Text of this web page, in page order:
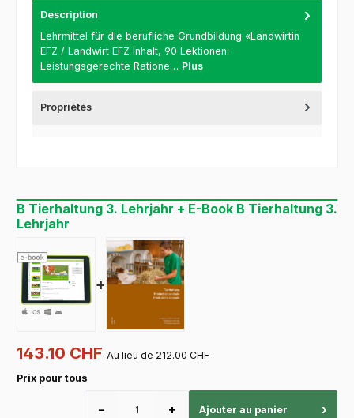
Description
Lehrmittel für die berufliche Grundbildung «Landwirtin
EFZ / Landwirt EFZ Inhalt, 90 Lektionen:
Leistungsgerechte Ratione… Plus
Propriétés
B Tierhaltung 3. Lehrjahr + E-Book B Tierhaltung 3.
Lehrjahr
+
143.10 CHF Au lieu de 212.00 CHF
Prix pour tous
− + Ajouter au panier ›